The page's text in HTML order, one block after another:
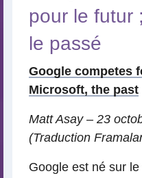
pour le futur
le passé
Google competes
Microsoft, the past
Matt Asay – 23
(Traduction
Google est né sur